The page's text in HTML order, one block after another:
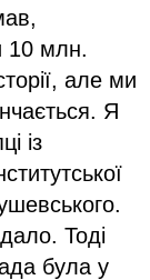
10 млн.
але ми
Я
із
Тоді
була у